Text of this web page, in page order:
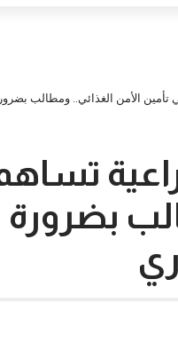
الأمن الغذائي.. ومطالب